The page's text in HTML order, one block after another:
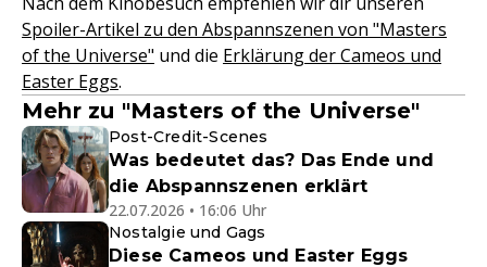
Spoiler-Artikel zu den Abspannszenen von "Masters
of the Universe" und die Erklärung der Cameos und
Easter Eggs.
Mehr zu "Masters of the Universe"
Post-Credit-Scenes
Was bedeutet das? Das Ende und
die Abspannszenen erklärt
22.07.2026 • 16:06 Uhr
Nostalgie und Gags
Diese Cameos und Easter Eggs